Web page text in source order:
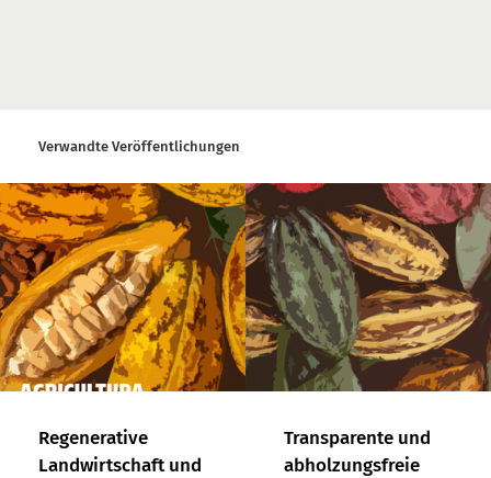
Verwandte Veröffentlichungen
Regenerative
Landwirtschaft und
Transparente und
abholzungsfreie